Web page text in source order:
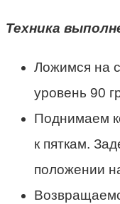
Техника
Ложимся на
уровень 90
Поднимаем
к пяткам.
положении